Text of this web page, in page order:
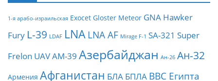
1-я арабо-израильская Exocet Gloster Meteor GNA Hawker
Fury L-39 LDAF LNA LNA AF Mirage F-1 SA-321 Super
Frelon UAVАМ-39 Азербайджан Ан-26 Ан-32
Армения Афганистан БЛА БПЛА ВВС Египта